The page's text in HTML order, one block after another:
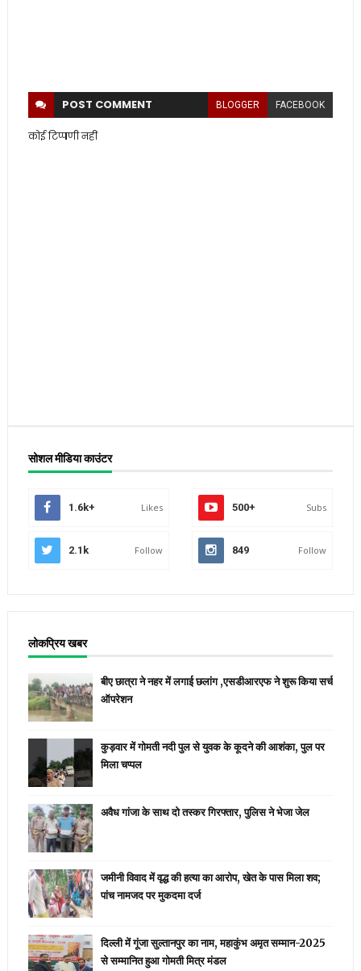
POST COMMENT BLOGGER FACEBOOK
कोई टिप्पणी नहीं
सोशल मीडिया काउंटर
1.6k+ Likes 500+ Subs
2.1k Follow 849 Follow
लोकप्रिय खबर
बीए छात्रा ने नहर में लगाई छलांग ,एसडीआरएफ ने शुरू किया सर्च
ऑपरेशन
कुड़वार में गोमती नदी पुल से युवक के कूदने की आशंका, पुल पर
मिला चप्पल
अवैध गांजा के साथ दो तस्कर गिरफ्तार, पुलिस ने भेजा जेल
जमीनी विवाद में वृद्ध की हत्या का आरोप, खेत के पास मिला शव;
पांच नामजद पर मुकदमा दर्ज
दिल्ली में गूंजा सुल्तानपुर का नाम, महाकुंभ अमृत सम्मान-2025
से सम्मानित हुआ गोमती मित्र मंडल